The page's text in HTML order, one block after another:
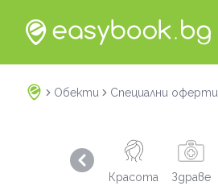
Обекти Специални оферти
Красота Здраве
Previous slide